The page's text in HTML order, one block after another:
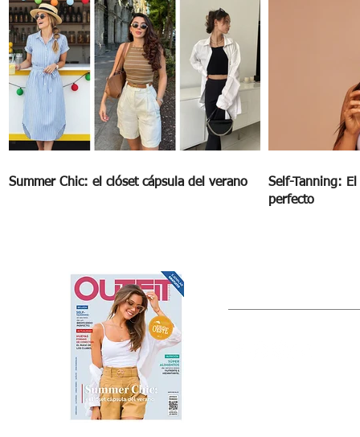
Summer Chic: el clóset cápsula del verano
Self-Tanning:
perfecto